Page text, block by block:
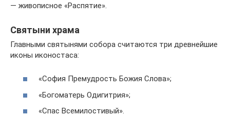
— живописное «Распятие».
Святыни храма
Главными святынями собора считаются три древнейшие
иконы иконостаса:
«София Премудрость Божия Слова»;
«Богоматерь Одигитрия»;
«Спас Всемилостивый».